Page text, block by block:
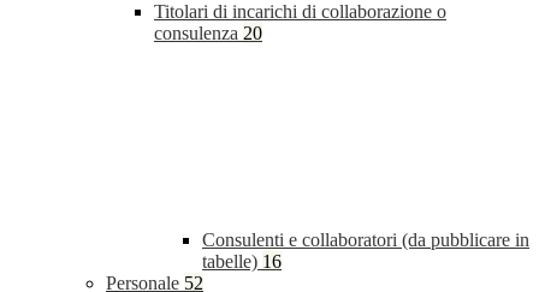
Titolari di incarichi di collaborazione o
consulenza 20
Consulenti e collaboratori (da pubblicare in
tabelle) 16
Personale 52